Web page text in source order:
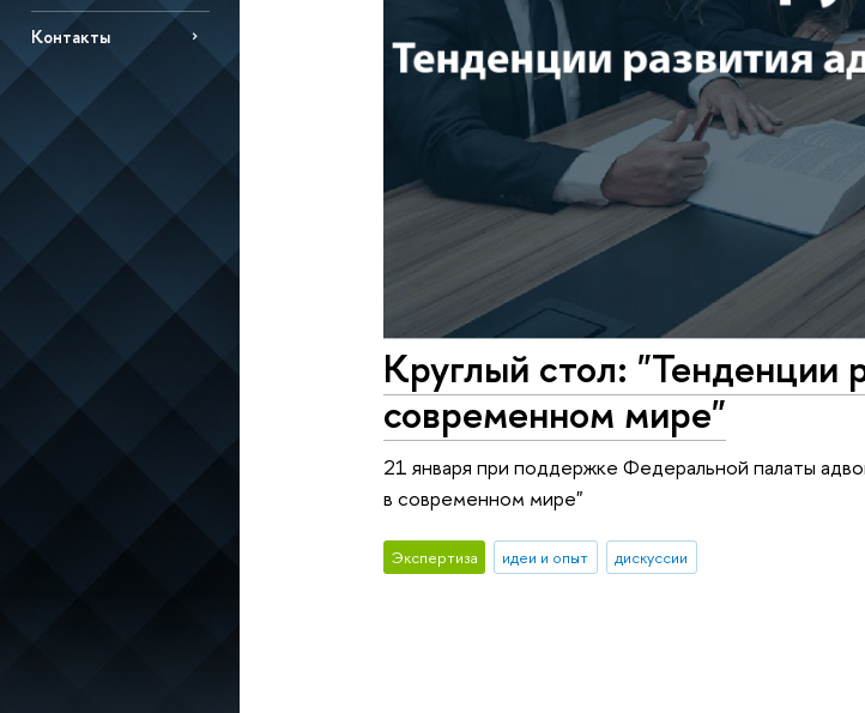
Контакты
Круглый стол: "Тенденции
современном мире"
21 января при поддержке Федеральной палаты
в современном мире"
Экспертиза идеи и опыт дискуссии